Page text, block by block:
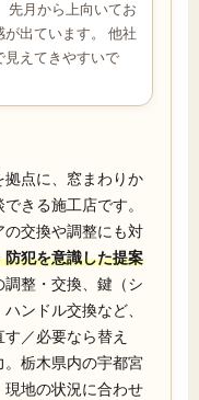
先月から上向いてお
出ています。 他社
見えてきやすいで
点に、窓まわりか
きる施工店です。
交換や調整にも対
犯を意識した提案
整・交換、鍵（シ
ンドル交換など、
／必要なら替え
栃木県内の宇都宮
地の状況に合わせ